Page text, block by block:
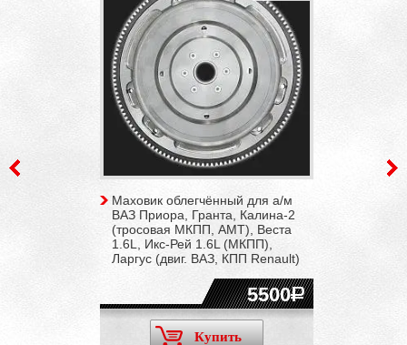
Маховик облегчённый для а/м
ВАЗ Приора, Гранта, Калина-2
(тросовая МКПП, АМТ), Веста
1.6L, Икс-Рей 1.6L (МКПП),
Ларгус (двиг. ВАЗ, КПП Renault)
5500
Купить